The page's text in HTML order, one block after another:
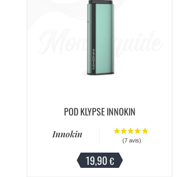
POD KLYPSE INNOKIN
Innokin
19,90€